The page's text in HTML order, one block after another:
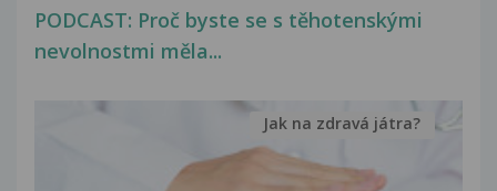
PODCAST: Proč byste se s těhotenskými
nevolnostmi měla...
Jak na zdravá játra?